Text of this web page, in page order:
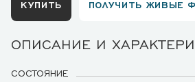
КУПИТЬ ПОЛУЧИТЬ ЖИВЫЕ
ОПИСАНИЕ И
СОСТОЯНИЕ